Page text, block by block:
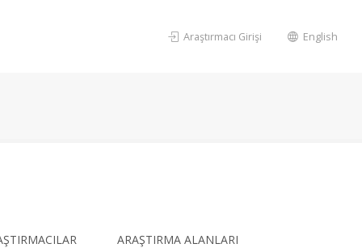
Araştırmacı Girişi English
ARAŞTIRMA ALANLARI